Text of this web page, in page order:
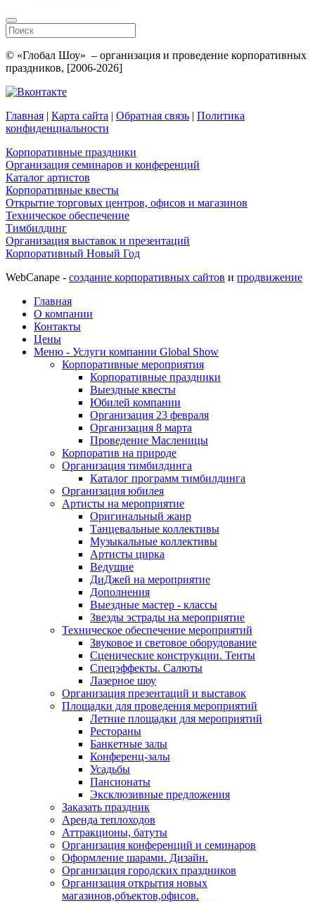
© «Глобал Шоу» – организация и проведение корпоративных
праздников, [2006-2026]
Главная | Карта сайта | Обратная связь | Политика
конфиденциальности
Корпоративные праздники
Организация семинаров и конференций
Каталог артистов
Корпоративные квесты
Открытие торговых центров, офисов и магазинов
Техническое обеспечение
Тимбилдинг
Организация выставок и презентаций
Корпоративный Новый Год
WebCanape - создание корпоративных сайтов и продвижение
Главная
О компании
Контакты
Цены
Меню - Услуги компании Global Show
Корпоративные мероприятия
Корпоративные праздники
Выездные квесты
Юбилей компании
Организация 23 февраля
Организация 8 марта
Проведение Масленицы
Корпоратив на природе
Организация тимбилдинга
Каталог программ тимбилдинга
Организация юбилея
Артисты на мероприятие
Оригинальный жанр
Танцевальные коллективы
Музыкальные коллективы
Артисты цирка
Ведущие
ДиДжей на мероприятие
Дополнения
Выездные мастер - классы
Звезды эстрады на мероприятие
Техническое обеспечение мероприятий
Звуковое и световое оборудование
Сценические конструкции. Тенты
Спецэффекты. Салюты
Лазерное шоу
Организация презентаций и выставок
Площадки для проведения мероприятий
Летние площадки для мероприятий
Рестораны
Банкетные залы
Конференц-залы
Усадьбы
Пансионаты
Эксклюзивные предложения
Заказать праздник
Аренда теплоходов
Аттракционы, батуты
Организация конференций и семинаров
Оформление шарами. Дизайн.
Организация городских праздников
Организация открытия новых
магазинов,объектов,офисов.